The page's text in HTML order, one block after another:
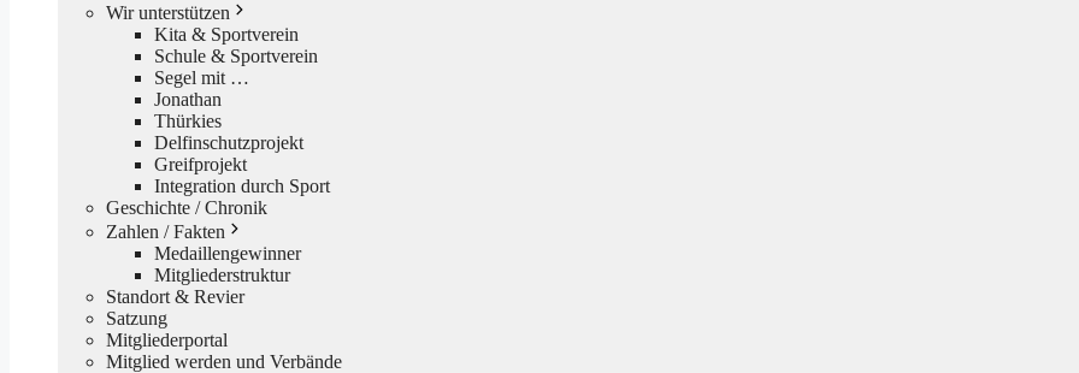
Wir unterstützen
Kita & Sportverein
Schule & Sportverein
Segel mit …
Jonathan
Thürkies
Delfinschutzprojekt
Greifprojekt
Integration durch Sport
Geschichte / Chronik
Zahlen / Fakten
Medaillengewinner
Mitgliederstruktur
Standort & Revier
Satzung
Mitgliederportal
Mitglied werden und Verbände